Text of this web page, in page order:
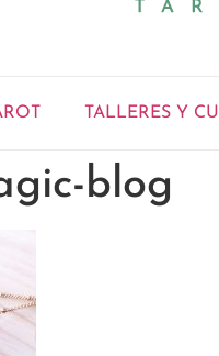
TALLERES Y
blog